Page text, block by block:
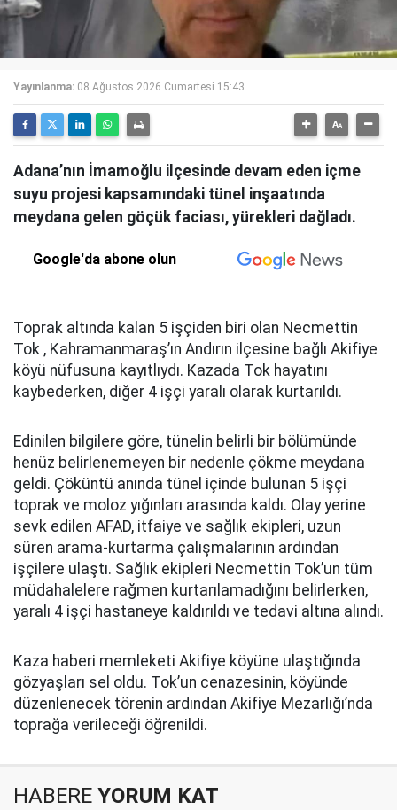
Yayınlanma: 08 Ağustos 2026 Cumartesi 15:43
Adana’nın İmamoğlu ilçesinde devam eden içme
suyu projesi kapsamındaki tünel inşaatında
meydana gelen göçük faciası, yürekleri dağladı.
Google'da abone olun
Toprak altında kalan 5 işçiden biri olan Necmettin
Tok , Kahramanmaraş’ın Andırın ilçesine bağlı Akifiye
köyü nüfusuna kayıtlıydı. Kazada Tok hayatını
kaybederken, diğer 4 işçi yaralı olarak kurtarıldı.
Edinilen bilgilere göre, tünelin belirli bir bölümünde
henüz belirlenemeyen bir nedenle çökme meydana
geldi. Çöküntü anında tünel içinde bulunan 5 işçi
toprak ve moloz yığınları arasında kaldı. Olay yerine
sevk edilen AFAD, itfaiye ve sağlık ekipleri, uzun
süren arama-kurtarma çalışmalarının ardından
işçilere ulaştı. Sağlık ekipleri Necmettin Tok’un tüm
müdahalelere rağmen kurtarılamadığını belirlerken,
yaralı 4 işçi hastaneye kaldırıldı ve tedavi altına alındı.
Kaza haberi memleketi Akifiye köyüne ulaştığında
gözyaşları sel oldu. Tok’un cenazesinin, köyünde
düzenlenecek törenin ardından Akifiye Mezarlığı’nda
toprağa verileceği öğrenildi.
HABERE YORUM KAT